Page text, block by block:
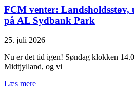
FCM venter:
på AL Sydbank Park
25. juli 2026
Nu er det tid igen! Søndag klokken
Midtjylland, og vi
Læs mere